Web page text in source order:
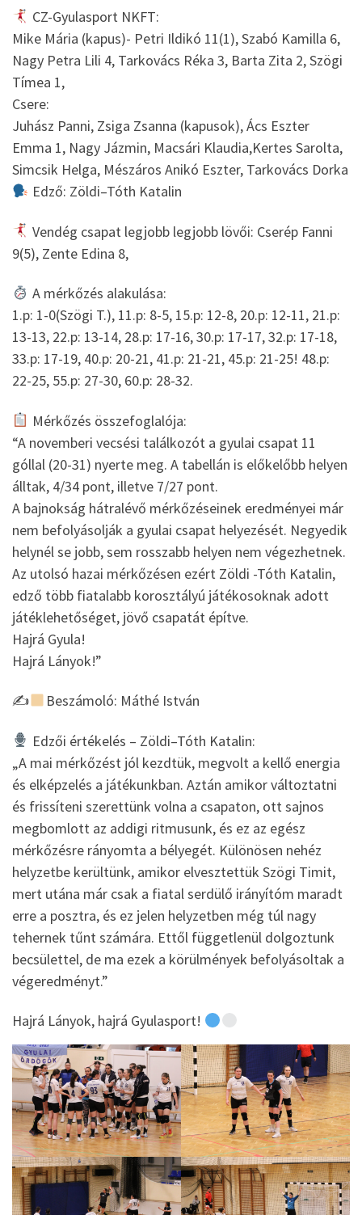
CZ-Gyulasport NKFT:
Mike Mária (kapus)- Petri Ildikó 11(1), Szabó Kamilla 6,
Nagy Petra Lili 4, Tarkovács Réka 3, Barta Zita 2, Szögi
Tímea 1,
Csere:
Juhász Panni, Zsiga Zsanna (kapusok), Ács Eszter
Emma 1, Nagy Jázmin, Macsári Klaudia,Kertes Sarolta,
Simcsik Helga, Mészáros Anikó Eszter, Tarkovács Dorka
Edző: Zöldi–Tóth Katalin
Vendég csapat legjobb legjobb lövői: Cserép Fanni
9(5), Zente Edina 8,
A mérkőzés alakulása:
1.p: 1-0(Szögi T.), 11.p: 8-5, 15.p: 12-8, 20.p: 12-11, 21.p:
13-13, 22.p: 13-14, 28.p: 17-16, 30.p: 17-17, 32.p: 17-18,
33.p: 17-19, 40.p: 20-21, 41.p: 21-21, 45.p: 21-25! 48.p:
22-25, 55.p: 27-30, 60.p: 28-32.
Mérkőzés összefoglalója:
“A novemberi vecsési találkozót a gyulai csapat 11
góllal (20-31) nyerte meg. A tabellán is előkelőbb helyen
álltak, 4/34 pont, illetve 7/27 pont.
A bajnokság hátralévő mérkőzéseinek eredményei már
nem befolyásolják a gyulai csapat helyezését. Negyedik
helynél se jobb, sem rosszabb helyen nem végezhetnek.
Az utolsó hazai mérkőzésen ezért Zöldi -Tóth Katalin,
edző több fiatalabb korosztályú játékosoknak adott
játéklehetőséget, jövő csapatát építve.
Hajrá Gyula!
Hajrá Lányok!”
✍ Beszámoló: Máthé István
Edzői értékelés – Zöldi–Tóth Katalin:
„A mai mérkőzést jól kezdtük, megvolt a kellő energia
és elképzelés a játékunkban. Aztán amikor változtatni
és frissíteni szerettünk volna a csapaton, ott sajnos
megbomlott az addigi ritmusunk, és ez az egész
mérkőzésre rányomta a bélyegét. Különösen nehéz
helyzetbe kerültünk, amikor elvesztettük Szögi Timit,
mert utána már csak a fiatal serdülő irányítóm maradt
erre a posztra, és ez jelen helyzetben még túl nagy
tehernek tűnt számára. Ettől függetlenül dolgoztunk
becsülettel, de ma ezek a körülmények befolyásoltak a
végeredményt.”
Hajrá Lányok, hajrá Gyulasport!